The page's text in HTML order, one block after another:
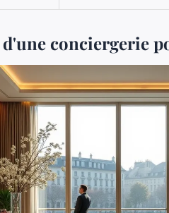
d'une conciergerie